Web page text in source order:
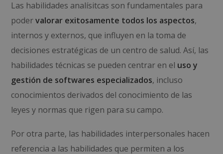
Las habilidades analísitcas son fundamentales para
podervalorar exitosamente todos los aspectos,
internos y externos, que influyen en la toma de
decisiones estratégicas de un centro de salud. Así, las
habilidades técnicas se pueden centrar en el uso y
gestión de softwares especializados, incluso
conocimientos derivados del conocimiento de las
leyes y normas que rigen para su campo.
Por otra parte, las habilidades interpersonales hacen
referencia a las habilidades que permiten a los